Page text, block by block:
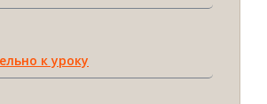
к уроку